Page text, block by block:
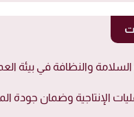
السلامة والنظافة في بيئة
الإنتاجية وضمان جودة